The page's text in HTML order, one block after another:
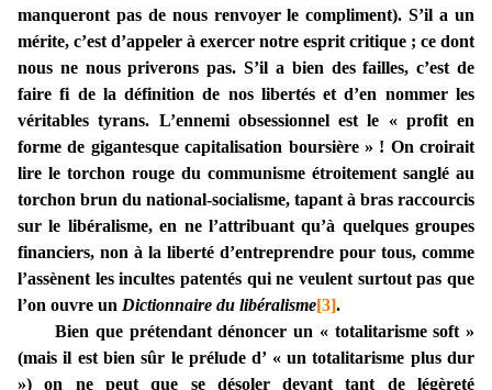
manqueront pas de nous renvoyer le compliment). S’il a un
mérite, c’est d’appeler à exercer notre esprit critique ; ce dont
nous ne nous priverons pas. S’il a bien des failles, c’est de
faire fi de la définition de nos libertés et d’en nommer les
véritables tyrans. L’ennemi obsessionnel est le « profit en
forme de gigantesque capitalisation boursière » ! On croirait
lire le torchon rouge du communisme étroitement sanglé au
torchon brun du national-socialisme, tapant à bras raccourcis
sur le libéralisme, en ne l’attribuant qu’à quelques groupes
financiers, non à la liberté d’entreprendre pour tous, comme
l’assènent les incultes patentés qui ne veulent surtout pas que
l’on ouvre un Dictionnaire du libéralisme[3].
Bien que prétendant dénoncer un « totalitarisme soft »
(mais il est bien sûr le prélude d’ « un totalitarisme plus dur
») on ne peut que se désoler devant tant de légèreté